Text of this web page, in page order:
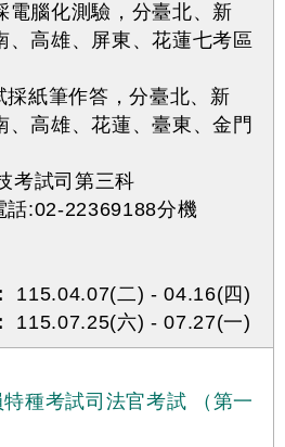
電腦化測驗，分臺北、新
、高雄、屏東、花蓮七考區
採紙筆作答，分臺北、新
、高雄、花蓮、臺東、金門
考試司第三科
話:02-22369188分機
115.04.07(二) - 04.16(四)
115.07.25(六) - 07.27(一)
種考試司法官考試 （第一